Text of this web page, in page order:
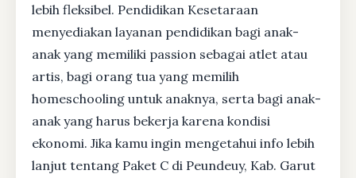
lebih fleksibel. Pendidikan Kesetaraan
menyediakan layanan pendidikan bagi anak-
anak yang memiliki passion sebagai atlet atau
artis, bagi orang tua yang memilih
homeschooling untuk anaknya, serta bagi anak-
anak yang harus bekerja karena kondisi
ekonomi. Jika kamu ingin mengetahui info lebih
lanjut tentang Paket C di Peundeuy, Kab. Garut